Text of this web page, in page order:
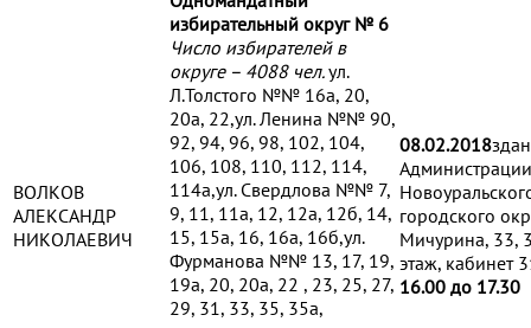
ВОЛКОВ
АЛЕКСАНДР
НИКОЛАЕВИЧ
избирательный округ № 6
Число избирателей в
округе – 4088 чел.ул.
Л.Толстого №№ 16а, 20,
20а, 22,ул. Ленина №№ 90,
92, 94, 96, 98, 102, 104,
106, 108, 110, 112, 114,
114а,ул. Свердлова №№ 7,
9, 11, 11а, 12, 12а, 12б, 14,
15, 15а, 16, 16а, 16б,ул.
Фурманова №№ 13, 17, 19,
19а, 20, 20а, 22 , 23, 25, 27,
29, 31, 33, 35, 35а,
08.02.2018
Администрации
городского
Мичурина, 33,
этаж, кабинет
16.00 до 17.30